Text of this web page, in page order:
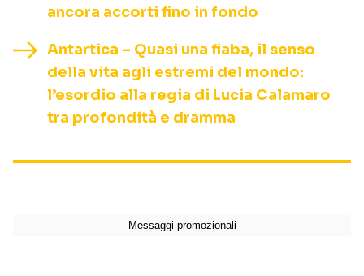
ancora accorti fino in fondo
Antartica – Quasi una fiaba, il senso
della vita agli estremi del mondo:
l’esordio alla regia di Lucia Calamaro
tra profondità e dramma